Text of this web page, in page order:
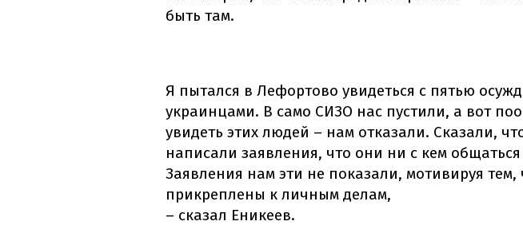
быть там.
Я пытался в Лефортово увидеться с пятью
украинцами. В само СИЗО нас пустили, а вот
увидеть этих людей – нам отказали. Сказали,
написали заявления, что они ни с кем общаться
Заявления нам эти не показали, мотивируя тем,
прикреплены к личным делам,
– сказал Еникеев.